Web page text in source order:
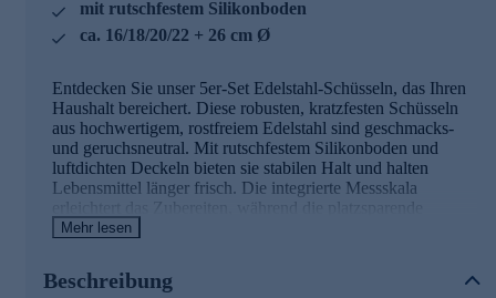
mit rutschfestem Silikonboden
ca. 16/18/20/22 + 26 cm Ø
Entdecken Sie unser 5er-Set Edelstahl-Schüsseln, das Ihren
Haushalt bereichert. Diese robusten, kratzfesten Schüsseln
aus hochwertigem, rostfreiem Edelstahl sind geschmacks-
und geruchsneutral. Mit rutschfestem Silikonboden und
luftdichten Deckeln bieten sie stabilen Halt und halten
Lebensmittel länger frisch. Die integrierte Messskala
erleichtert das Zubereiten, während die platzsparende
Stapelbarkeit für Ordnung sorgt. Ideal für Rühren, Servieren,
Spülmaschinengeeignet (ohne Deckel) für unkomplizierte
Mehr lesen
Beschreibung